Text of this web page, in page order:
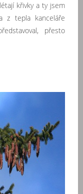
křivky a ty jsem
z tepla kanceláře
přesto